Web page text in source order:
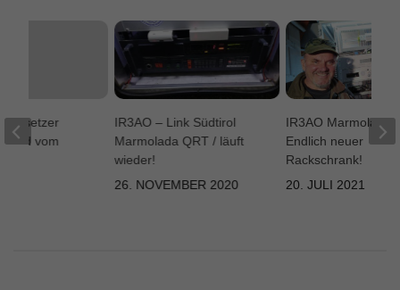
IR3AO – Link Südtirol
Marmolada QRT / läuft
wieder!
26. NOVEMBER 2020
IR3AO Marmolada
Endlich neuer
Rackschrank!
20. JULI 2021
Umsetzer
und vom